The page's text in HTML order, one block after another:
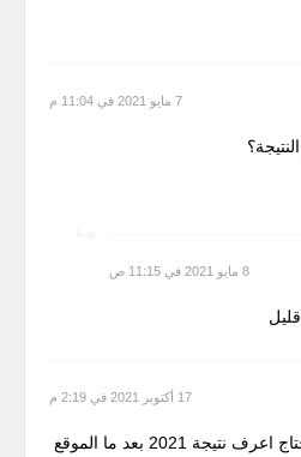
7 مايو 2021 في 11:04 م
8 مايو 2021 في 11:15 ص
17 أكتوبر 2021 في 2:19 م
لو سمحت كنت محتاج اعرف نتيجة 2021 بعد ما الموقع